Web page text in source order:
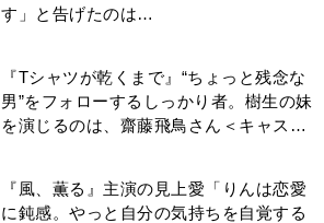
す」と告げたのは…
『Tシャツが乾くまで』“ちょっと残念な
男”をフォローするしっかり者。樹生の妹
を演じるのは、齋藤飛鳥さん＜キャスト
『風、薫る』主演の見上愛「りんは恋愛
に鈍感。やっと自分の気持ちを自覚する